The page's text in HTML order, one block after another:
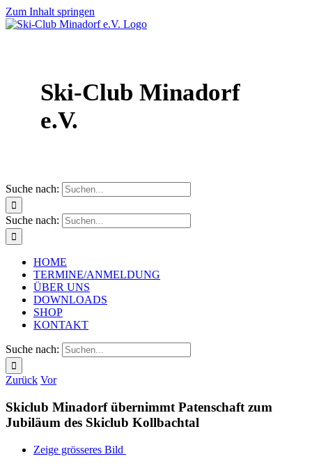
Zum Inhalt springen
Ski-Club Minadorf
e.V.
Suche nach:
Suche nach:
HOME
TERMINE/ANMELDUNG
ÜBER UNS
DOWNLOADS
SHOP
KONTAKT
Suche nach:
Zurück Vor
Skiclub Minadorf übernimmt Patenschaft zum
Jubiläum des Skiclub Kollbachtal
Zeige grösseres Bild